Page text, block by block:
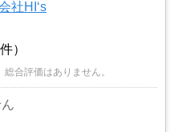
社HI‘s
）
合評価はありません。